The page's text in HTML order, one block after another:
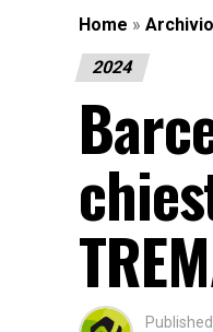
Home » Archivio
2024
Published